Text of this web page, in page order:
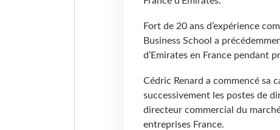
Fort de 20 ans d’expérience
Business School a
d’Emirates en France pendant
Cédric Renard a commencé sa
successivement les postes de
directeur commercial du
entreprises France.